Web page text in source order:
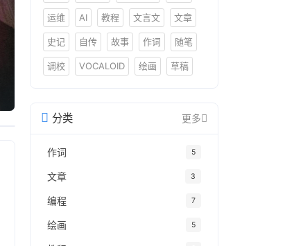
运维 AI 教程 文言文 文章
史记 自传 故事 作词 随笔
调校 VOCALOID 绘画 草稿
分类 更多
作词 5
文章 3
编程 7
绘画 5